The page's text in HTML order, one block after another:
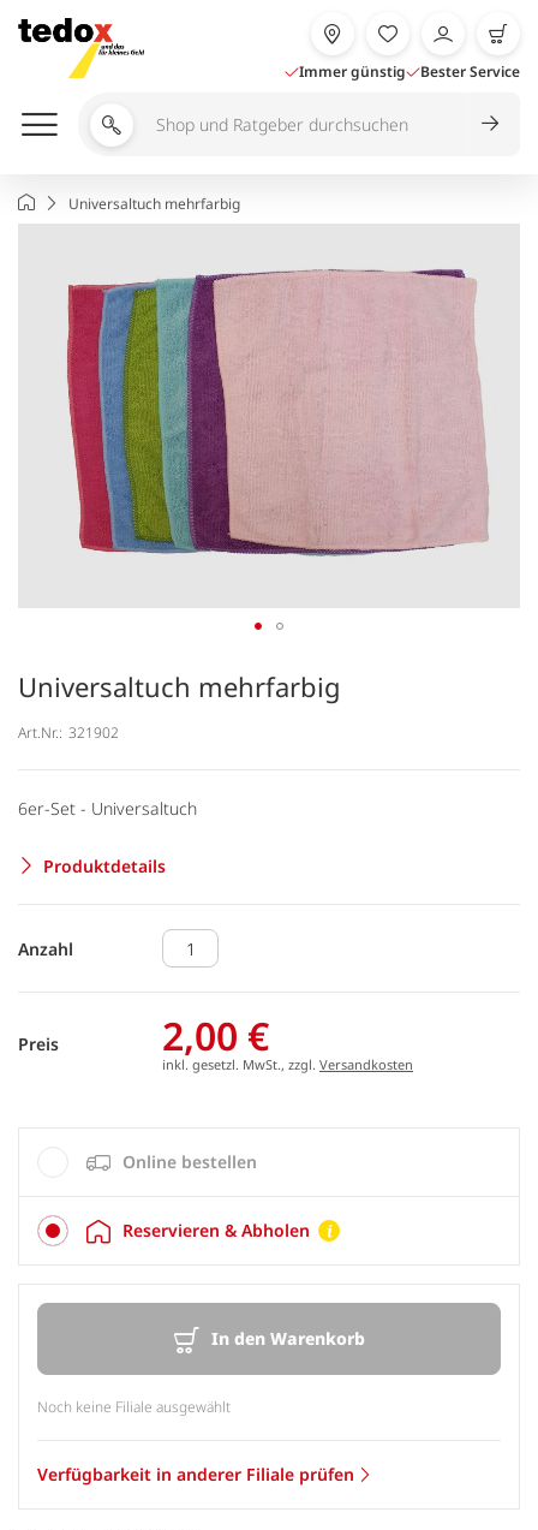
Inhalt
springen
Immer günstig Bester Service
Shop
durchsuchen
StartseiteUniversaltuch mehrfarbig
Universaltuch mehrfarbig
Art.Nr.: 321902
6er-Set - Universaltuch
Produktdetails
Anzahl
Preis 2,00 €
inkl. gesetzl. MwSt., zzgl. Versandkosten
Online bestellen
Reservieren & Abholen
In den Warenkorb
Noch keine Filiale ausgewählt
Verfügbarkeit in anderer Filiale prüfen